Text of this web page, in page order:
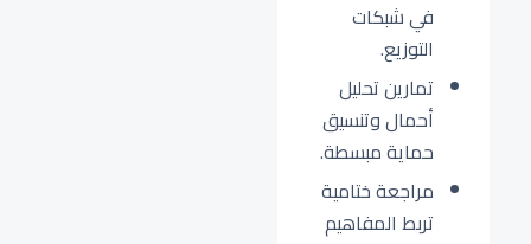
في شبكات
التوزيع.
تمارين تحليل
أحمال وتنسيق
حماية مبسطة.
مراجعة ختامية
تربط المفاهيم